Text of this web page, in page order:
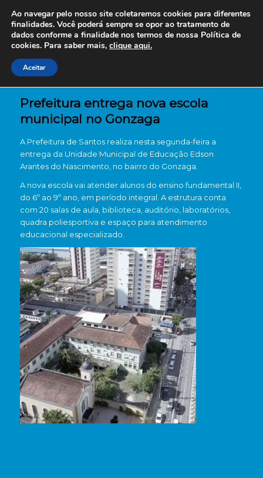
Prefeitura entrega nova escola
municipal no Gonzaga
A Prefeitura de Santos realiza nesta segunda-feira a
entrega da Unidade Municipal de Educação Edson
Arantes do Nascimento, no bairro do Gonzaga.
A nova escola vai atender alunos do ensino fundamental II,
do 6º ao 9º ano, em período integral. A estrutura conta
com 20 salas de aula, biblioteca, auditório, laboratórios,
quadra poliesportiva e espaço para atendimento
educacional especializado.
Ao navegar pelo nosso site coletaremos cookies para diferentes
finalidades. Você poderá sempre se opor ao tratamento de
dados conforme a finalidade nos termos de nossa Política de
cookies. Para saber mais, clique aqui.
Aceitar